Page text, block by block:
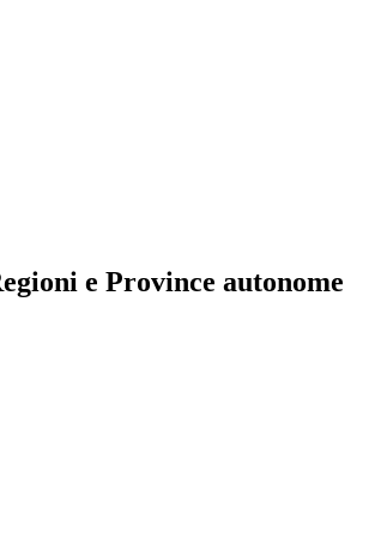
e Province autonome